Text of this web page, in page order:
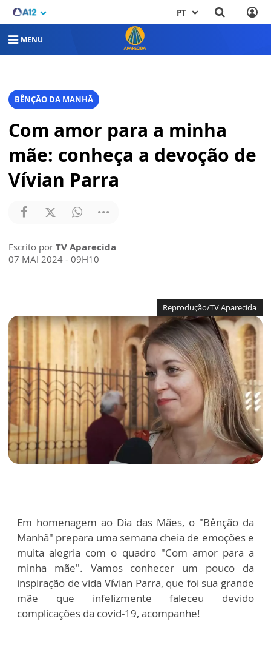
PT
MENU
BÊNÇÃO DA MANHÃ
Com amor para a minha
mãe: conheça a devoção de
Vívian Parra
Escrito por TV Aparecida
07 MAI 2024 - 09H10
Reprodução/TV Aparecida
Em homenagem ao Dia das Mães, o "Bênção da
Manhã" prepara uma semana cheia de emoções e
muita alegria com o quadro "Com amor para a
minha mãe". Vamos conhecer um pouco da
inspiração de vida Vívian Parra, que foi sua grande
mãe que infelizmente faleceu devido
complicações da covid-19, acompanhe!